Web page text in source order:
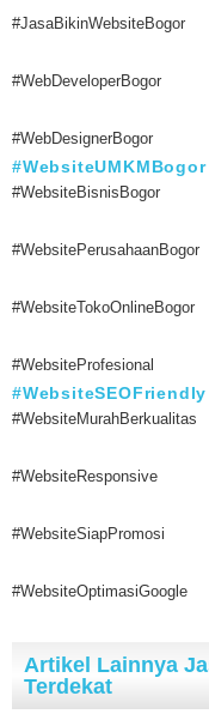
#JasaBikinWebsiteBogor
#WebDeveloperBogor
#WebDesignerBogor
#WebsiteUMKMBogor
#WebsiteBisnisBogor
#WebsitePerusahaanBogor
#WebsiteTokoOnlineBogor
#WebsiteProfesional
#WebsiteSEOFriendly
#WebsiteMurahBerkualitas
#WebsiteResponsive
#WebsiteSiapPromosi
#WebsiteOptimasiGoogle
Artikel Lainnya
Terdekat